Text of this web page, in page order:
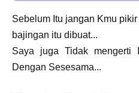
Sebelum Itu jangan Kmu
bajingan itu dibuat...
Saya juga Tidak mengerti
Dengan Sesesama...